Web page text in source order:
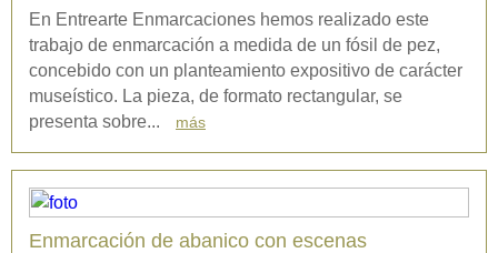
En Entrearte Enmarcaciones hemos realizado este
trabajo de enmarcación a medida de un fósil de pez,
concebido con un planteamiento expositivo de carácter
museístico. La pieza, de formato rectangular, se
presenta sobre...
más
Enmarcación de abanico con escenas